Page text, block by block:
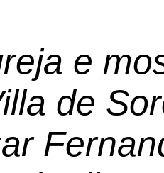
e
de